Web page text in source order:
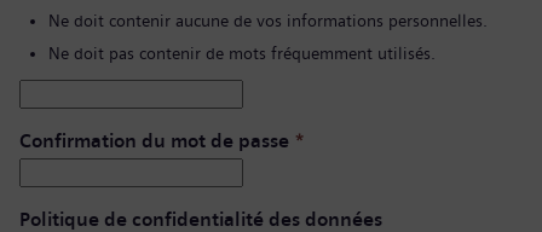
Ne doit contenir aucune de vos informations personnelles.
Ne doit pas contenir de mots fréquemment utilisés.
Confirmation du mot de passe *
Politique de confidentialité des données